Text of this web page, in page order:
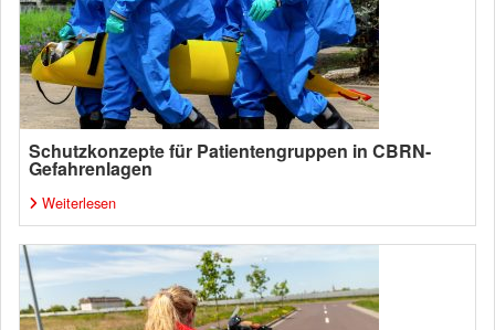
Schutzkonzepte für Patientengruppen in CBRN-
Gefahrenlagen
Weiterlesen